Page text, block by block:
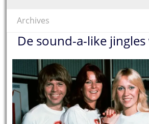
Archives
De sound-a-like jingles